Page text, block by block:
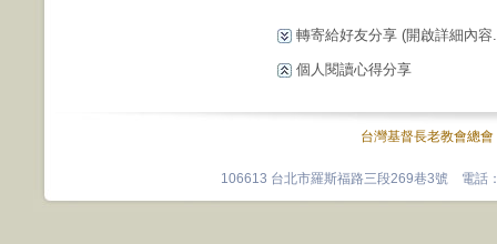
轉寄給好友分享 (開啟詳細內容
個人閱讀心得分享
台灣基督長老教會總會
106613 台北市羅斯福路三段269巷3號 電